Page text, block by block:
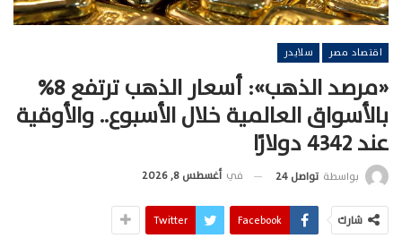
اقتصاد مصر سلايدر
«مرصد الذهب»: أسعار الذهب ترتفع 8%
بالأسواق العالمية خلال الأسبوع.. والأوقية
عند 4342 دولارًا
بواسطة تواصل 24 في أغسطس 8, 2026
شارك Facebook
Twitter